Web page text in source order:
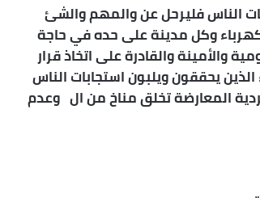
الناس فليرحل عن والمهم والشئ
وكل مدينة على حده في حاجة
والأمينة والقادرة على اتخاذ قرار
يحققون ويلبون استجابات الناس
المعارضة تخلق مناخ من ال وعدم